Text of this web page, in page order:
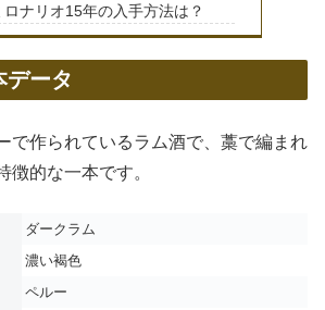
ロナリオ15年の入手方法は？
データ
で作られているラム酒で、藁で編まれ
徴的な一本です。
ダークラム
濃い褐色
ペルー